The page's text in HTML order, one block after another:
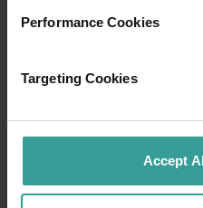
Performance Cookies
Targeting Cookies
Accept
charme des paysages
ensoleillée d'Australie
dynamique. Pour
attractions